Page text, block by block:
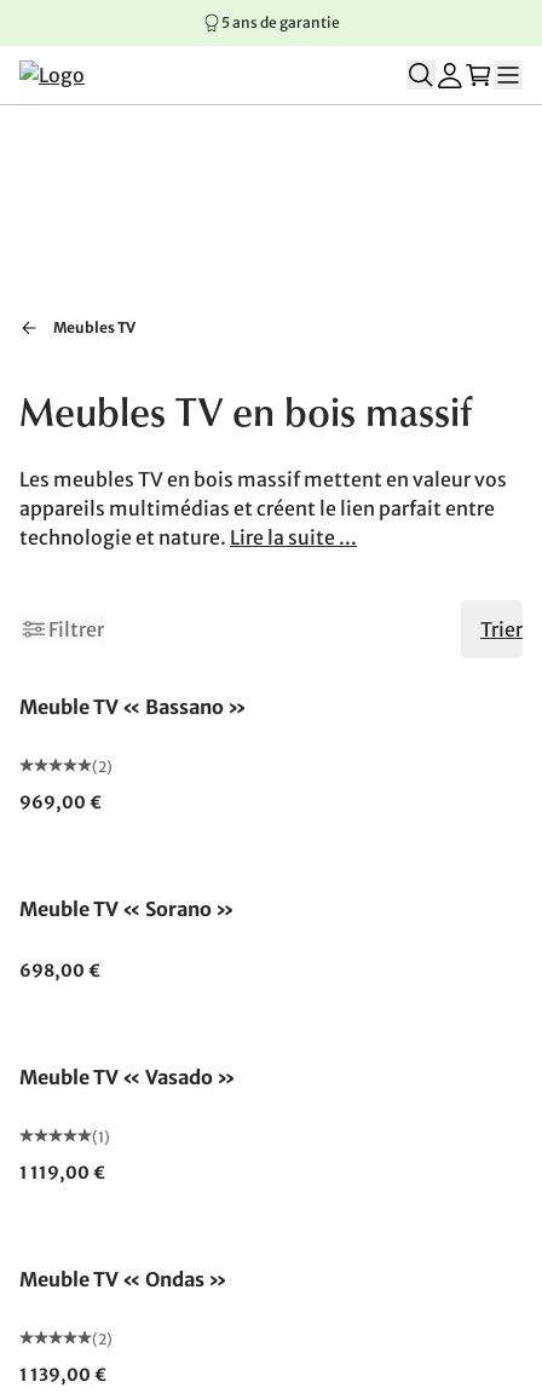
Aller au contenu principal
Aller à la navigation principale
Aller au pied de page
5 ans de garantie
Meubles TV
Meubles TV en bois massif
Les meubles TV en bois massif mettent en valeur vos
appareils multimédias et créent le lien parfait entre
technologie et nature. Lire la suite ...
Filtrer Trier
Meuble TV « Bassano »
(2)
969,00 €
Meuble TV « Sorano »
698,00 €
Meuble TV « Vasado »
(1)
1 119,00 €
Meuble TV « Ondas »
(2)
1 139,00 €